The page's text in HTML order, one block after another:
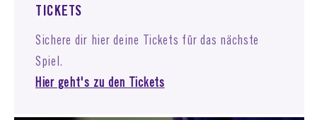
TICKETS
Sichere dir hier deine Tickets für das nächste
Spiel.
Hier geht's zu den Tickets